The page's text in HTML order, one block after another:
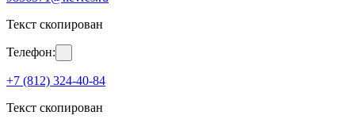
Текст скопирован
Телефон:
+7 (812) 324-40-84
Текст скопирован